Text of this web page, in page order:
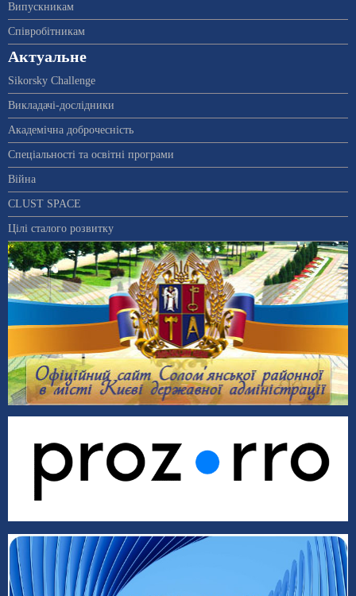
Випускникам
Співробітникам
Актуальне
Sikorsky Challenge
Викладачі-дослідники
Академічна доброчесність
Спеціальності та освітні програми
Війна
CLUST SPACE
Цілі сталого розвитку